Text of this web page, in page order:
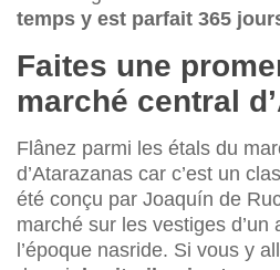
temps y est parfait 365
Faites une
marché central
Flânez parmi les étals du
d’Atarazanas car c’est un
été conçu par Joaquín de
marché sur les vestiges
l’époque nasride. Si vous y